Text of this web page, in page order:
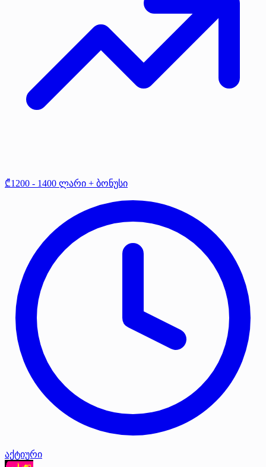
₾1200 - 1400 ლარი + ბონუსი
აქტიური